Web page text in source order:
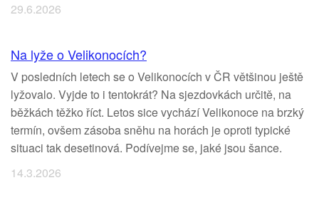
29.6.2026
Na lyže o Velikonocích?
V posledních letech se o Velikonocích v ČR většinou ještě
lyžovalo. Vyjde to i tentokrát? Na sjezdovkách určitě, na
běžkách těžko říct. Letos sice vychází Velikonoce na brzký
termín, ovšem zásoba sněhu na horách je oproti typické
situaci tak desetinová. Podívejme se, jaké jsou šance.
14.3.2026